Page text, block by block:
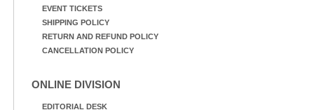
EVENT TICKETS
SHIPPING POLICY
RETURN AND REFUND POLICY
CANCELLATION POLICY
ONLINE DIVISION
EDITORIAL DESK